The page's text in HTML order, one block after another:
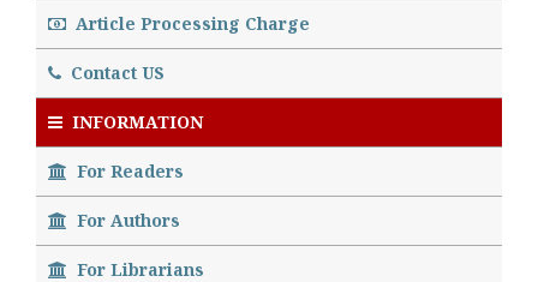
Article Processing Charge
Contact US
INFORMATION
For Readers
For Authors
For Librarians